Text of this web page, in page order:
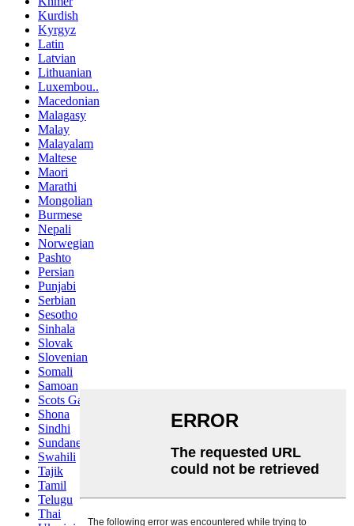
Kurdish
Kyrgyz
Latin
Latvian
Lithuanian
Luxembou..
Macedonian
Malagasy
Malay
Malayalam
Maltese
Maori
Marathi
Mongolian
Burmese
Nepali
Norwegian
Pashto
Persian
Punjabi
Serbian
Sesotho
Sinhala
Slovak
Slovenian
Somali
Samoan
Scots Gaelic
Shona
Sindhi
Sundanese
Swahili
Tajik
Tamil
Telugu
Thai